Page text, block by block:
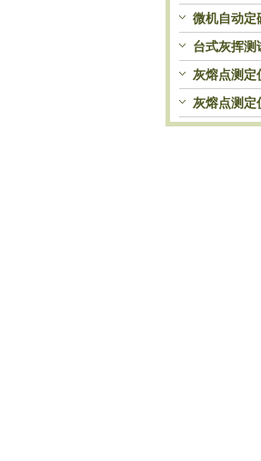
自动处理和
微机自动定
台式灰挥测
灰熔点测定
熔融性参数
灰熔点测定
域中发挥重